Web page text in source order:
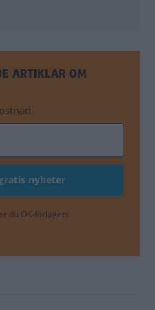
ARTIKLAR OM
du OK-förlagets